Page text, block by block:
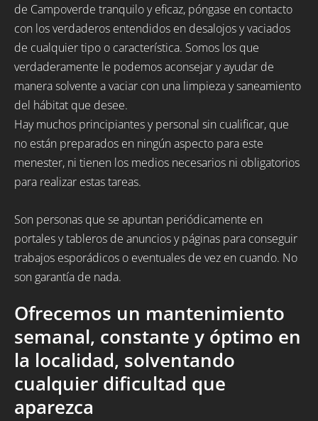
de Campoverde tranquilo y eficaz, póngase en contacto
con los verdaderos entendidos en desalojos y vaciados
de cualquier tipo o característica. Somos los que
verdaderamente le podemos aconsejar y ayudar de
manera solvente a vaciar con una limpieza y saneamiento
del hábitat que desee.
Hay muchos principiantes y personal sin cualificar, que
no están preparados en ningún aspecto para este
menester, ni tienen los medios necesarios ni obligatorios
para realizar estas tareas.
Son personas que se apuntan periódicamente en
portales y tableros de anuncios y páginas para conseguir
trabajos esporádicos o eventuales de vez en cuando. No
son garantía de nada.
Ofrecemos un mantenimiento
semanal, constante y óptimo en
la localidad, solventando
cualquier dificultad que
aparezca